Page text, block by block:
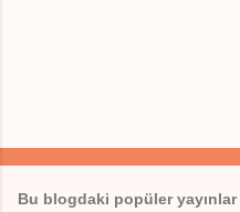
u
Bu blogdaki popüler yayınlar